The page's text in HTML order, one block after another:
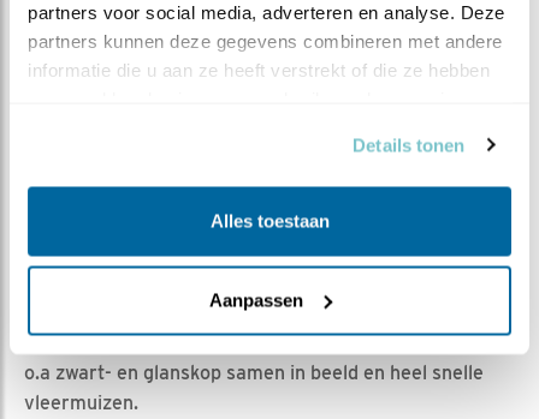
partners voor social media, adverteren en analyse. Deze
partners kunnen deze gegevens combineren met andere
informatie die u aan ze heeft verstrekt of die ze hebben
Details tonen
Alles toestaan
Aanpassen
Bonte specht
Ed Hoogkamer | Geplaatst op 16 mei 2020, 9:53 |
Bewaar dit filmpje |
Het echtpaar bonte specht neemt een bad, en verder
o.a zwart- en glanskop samen in beeld en heel snelle
vleermuizen.